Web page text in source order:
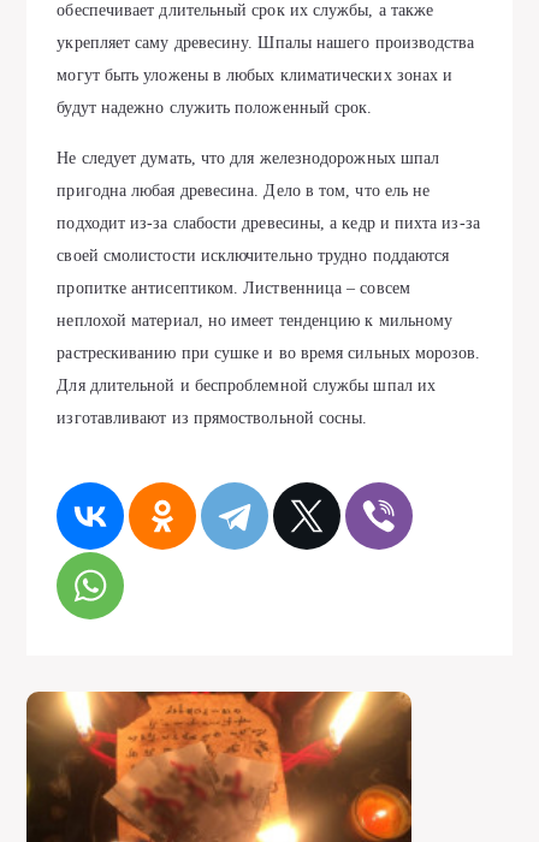
обеспечивает длительный срок их службы, а также
укрепляет саму древесину. Шпалы нашего производства
могут быть уложены в любых климатических зонах и
будут надежно служить положенный срок.
Не следует думать, что для железнодорожных шпал
пригодна любая древесина. Дело в том, что ель не
подходит из-за слабости древесины, а кедр и пихта из-за
своей смолистости исключительно трудно поддаются
пропитке антисептиком. Лиственница – совсем
неплохой материал, но имеет тенденцию к мильному
растрескиванию при сушке и во время сильных морозов.
Для длительной и беспроблемной службы шпал их
изготавливают из прямоствольной сосны.